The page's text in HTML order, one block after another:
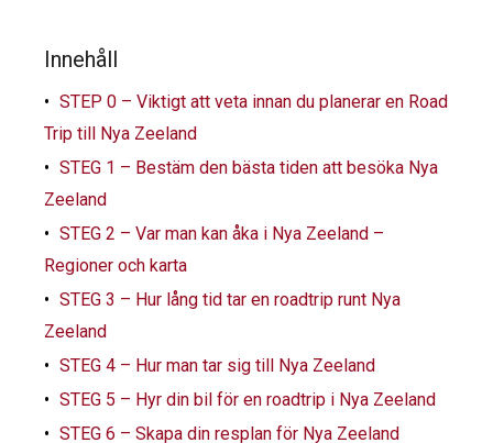
Innehåll
STEP 0 – Viktigt att veta innan du planerar en Road
Trip till Nya Zeeland
STEG 1 – Bestäm den bästa tiden att besöka Nya
Zeeland
STEG 2 – Var man kan åka i Nya Zeeland –
Regioner och karta
STEG 3 – Hur lång tid tar en roadtrip runt Nya
Zeeland
STEG 4 – Hur man tar sig till Nya Zeeland
STEG 5 – Hyr din bil för en roadtrip i Nya Zeeland
STEG 6 – Skapa din resplan för Nya Zeeland